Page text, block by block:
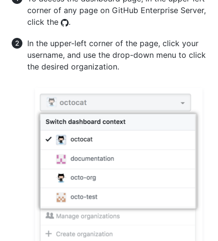
corner of any page on GitHub Enterprise Server,
click the
.
In the upper-left corner of the page, click your
username, and use the drop-down menu to click
the desired organization.